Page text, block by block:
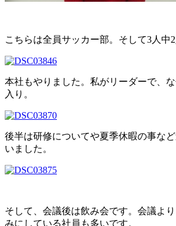
こちらは全員サッカー部。そして3人中2
本社もやりました。私がリーダーで、
入り。
後半は研修についてや夏季休暇の事な
いました。
そして、会議後は飲み会です。会議よ
みにしている社員も多いです。